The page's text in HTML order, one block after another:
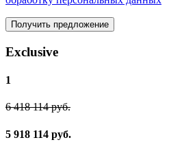
Получить предложение
Exclusive
1
6 418 114 руб.
5 918 114 руб.